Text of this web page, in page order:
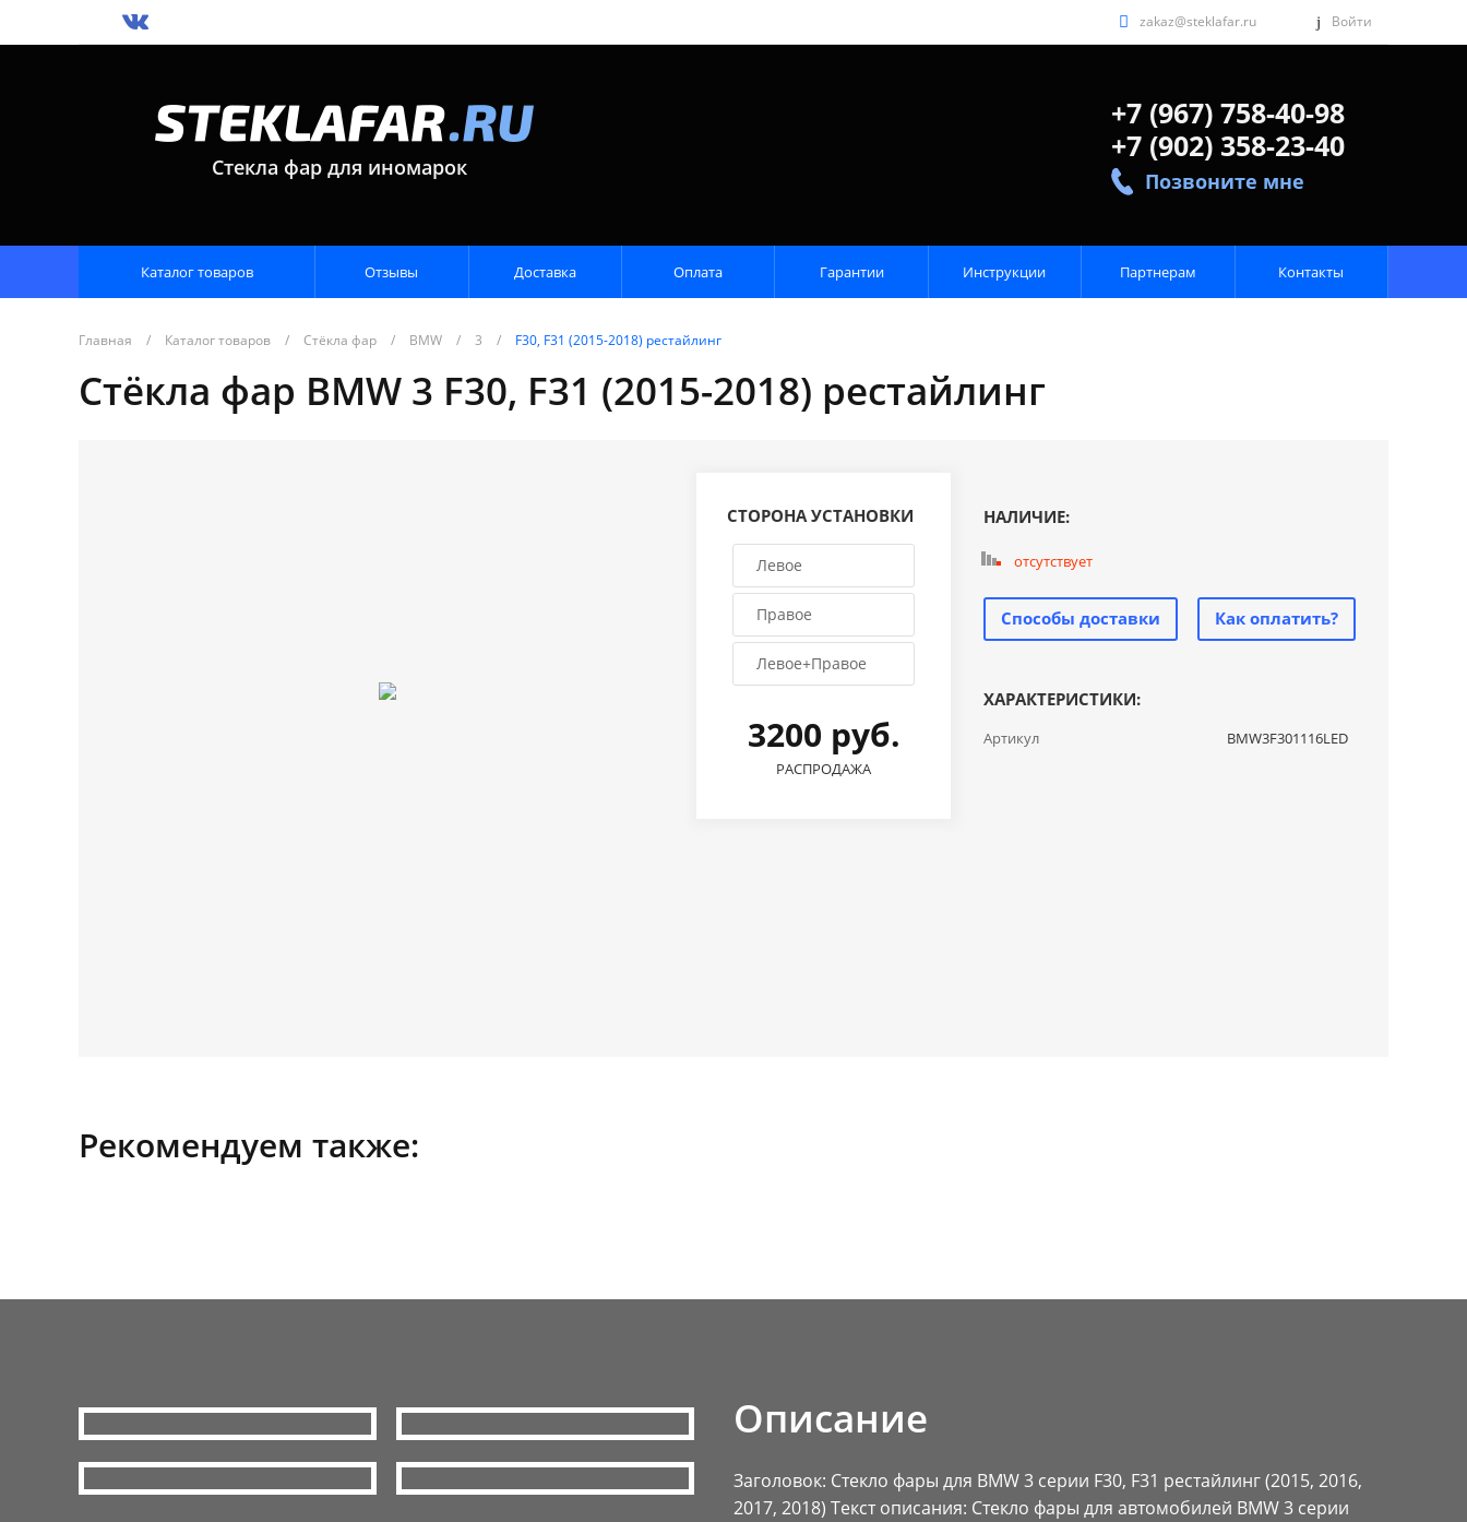
zakaz@steklafar.ru Войти
Стекла фар для иномарок
+7 (967) 758-40-98
+7 (902) 358-23-40
Позвоните мне
Каталог товаров Отзывы Доставка Оплата Гарантии Инструкции Партнерам Контакты
Главная / Каталог товаров / Стёкла фар / BMW / 3 / F30, F31 (2015-2018) рестайлинг
Стёкла фар BMW 3 F30, F31 (2015-2018) рестайлинг
СТОРОНА УСТАНОВКИ
Левое
Правое
Левое+Правое
3200 руб.
РАСПРОДАЖА
НАЛИЧИЕ:
отсутствует
Способы доставки Как оплатить?
ХАРАКТЕРИСТИКИ:
Артикул BMW3F301116LED
Рекомендуем также:
Описание
Заголовок: Стекло фары для BMW 3 серии F30, F31 рестайлинг (2015, 2016,
2017, 2018) Текст описания: Стекло фары для автомобилей BMW 3 серии